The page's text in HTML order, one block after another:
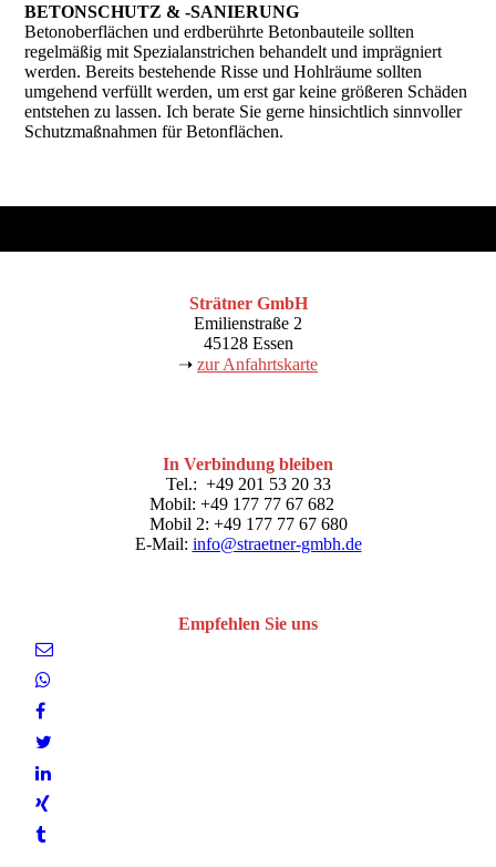
BETONSCHUTZ & -SANIERUNG
Betonoberflächen und erdberührte Betonbauteile sollten
regelmäßig mit Spezialanstrichen behandelt und imprägniert
werden. Bereits bestehende Risse und Hohlräume sollten
umgehend verfüllt werden, um erst gar keine größeren Schäden
entstehen zu lassen. Ich berate Sie gerne hinsichtlich sinnvoller
Schutzmaßnahmen für Betonflächen.
Strätner GmbH
Emilienstraße 2
45128 Essen
➝ zur Anfahrtskarte
In Verbindung bleiben
Tel.: +49 201 53 20 33
Mobil: +49 177 77 67 682
Mobil 2: +49 177 77 67 680
E-Mail: info@straetner-gmbh.de
Empfehlen Sie uns